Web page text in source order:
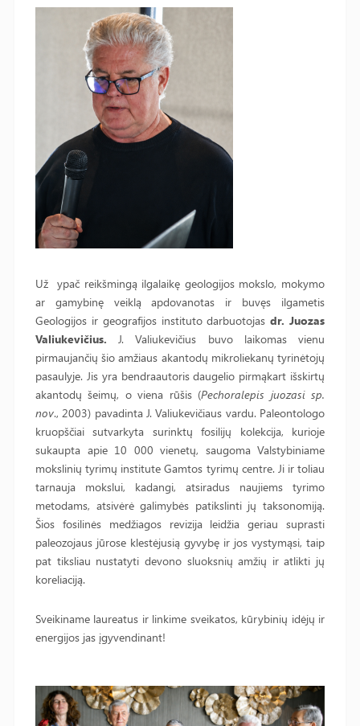
Už ypač reikšmingą ilgalaikę geologijos mokslo, mokymo
ar gamybinę veiklą apdovanotas ir buvęs ilgametis
Geologijos ir geografijos instituto darbuotojasdr. Juozas
Valiukevičius.J. Valiukevičius buvo laikomas vienu
pirmaujančių šio amžiaus akantodų mikroliekanų tyrinėtojų
pasaulyje. Jis yra bendraautoris daugelio pirmąkart išskirtų
akantodų šeimų, o viena rūšis (Pechoralepis juozasi sp.
nov., 2003) pavadinta J. Valiukevičiaus vardu. Paleontologo
kruopščiai sutvarkyta surinktų fosilijų kolekcija, kurioje
sukaupta apie 10 000 vienetų, saugoma Valstybiniame
mokslinių tyrimų institute Gamtos tyrimų centre. Ji ir toliau
tarnauja mokslui, kadangi, atsiradus naujiems tyrimo
metodams, atsivėrė galimybės patikslinti jų taksonomiją.
Šios fosilinės medžiagos revizija leidžia geriau suprasti
paleozojaus jūrose klestėjusią gyvybę ir jos vystymąsi, taip
pat tiksliau nustatyti devono sluoksnių amžių ir atlikti jų
koreliaciją.
Sveikiname laureatus ir linkime sveikatos, kūrybinių idėjų ir
energijos jas įgyvendinant!